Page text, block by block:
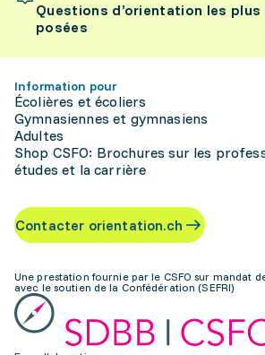
Questions d’orientation les
posées
Information pour
Écolières et écoliers
Gymnasiennes et gymnasiens
Adultes
Shop CSFO: Brochures sur les
études et la carrière
Contacter orientation.ch
Une prestation fournie par le CSFO sur mandat
avec le soutien de la Confédération (SEFRI)